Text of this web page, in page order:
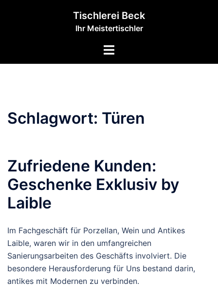
Tischlerei Beck
Ihr Meistertischler
Menü
Wir verschönern Ihr
Schlagwort: Türen
Zufriedene Kunden:
Geschenke Exklusiv by
Laible
Im Fachgeschäft für Porzellan, Wein und Antikes
Laible, waren wir in den umfangreichen
Sanierungsarbeiten des Geschäfts involviert. Die
besondere Herausforderung für Uns bestand darin,
antikes mit Modernen zu verbinden.